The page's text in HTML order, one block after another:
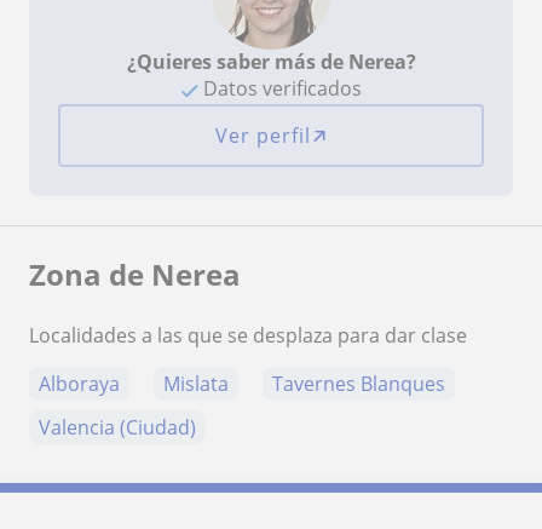
¿Quieres saber más de Nerea?
Datos verificados
Ver perfil
Zona de Nerea
Localidades a las que se desplaza para dar clase
Alboraya
Mislata
Tavernes Blanques
Valencia (Ciudad)